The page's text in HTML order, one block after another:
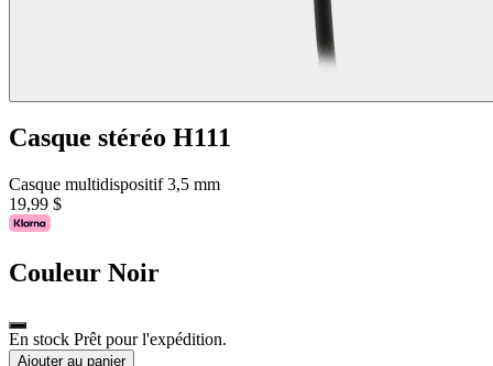
Casque stéréo H111
Casque multidispositif 3,5 mm
19,99 $
Couleur Noir
En stock Prêt pour l'expédition.
Ajouter au panier